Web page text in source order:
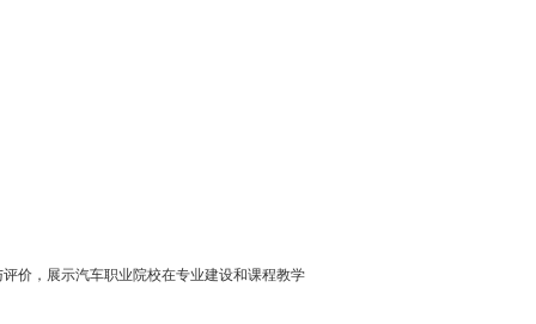
价，展示汽车职业院校在专业建设和课程教学